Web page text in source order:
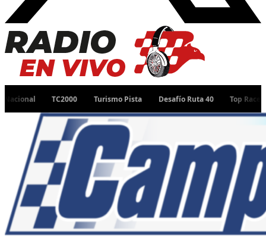
TC2000 Turismo Pista Desafío Ruta 40 Top Race TC Pista